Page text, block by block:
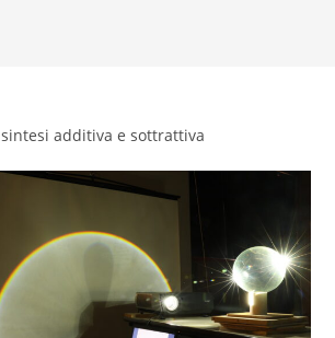
additiva e sottrattiva